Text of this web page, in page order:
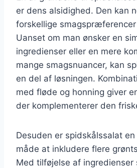
er dens alsidighed. Den kan
forskellige
Uanset om man ønsker en
ingredienser eller en mere
mange smagsnuancer, kan
en del af løsningen.
med fløde og honning giver
der komplementerer den
Desuden er spidskålssalat
måde at inkludere flere
Med tilføjelse af